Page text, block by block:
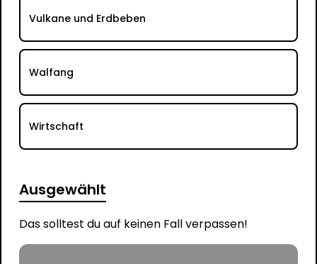
Vulkane und Erdbeben
Walfang
Wirtschaft
Ausgewählt
Das solltest du auf keinen Fall verpassen!